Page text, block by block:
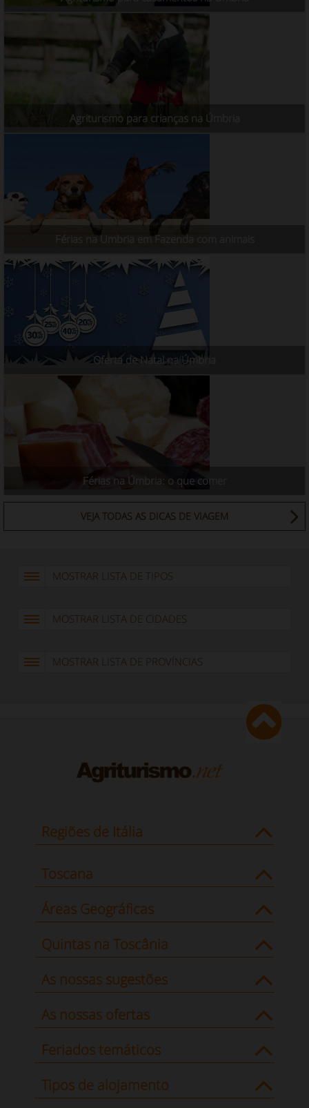
Agriturismo para crianças na Úmbria
Férias na Umbria em Fazenda com animais
Oferta de Natal na Úmbria
Férias na Úmbria: o que comer
VEJA TODAS AS DICAS DE VIAGEM
MOSTRAR LISTA DE TIPOS
MOSTRAR LISTA DE CIDADES
MOSTRAR LISTA DE PROVÍNCIAS
Regiões de Itália
Toscana
Áreas Geográficas
Quintas na Toscânia
As nossas sugestões
As nossas ofertas
Feriados temáticos
Tipos de alojamento